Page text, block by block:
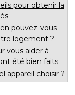
pour obtenir la
pouvez-vous
logement ?
vous aider à
été bien faits
appareil choisir ?